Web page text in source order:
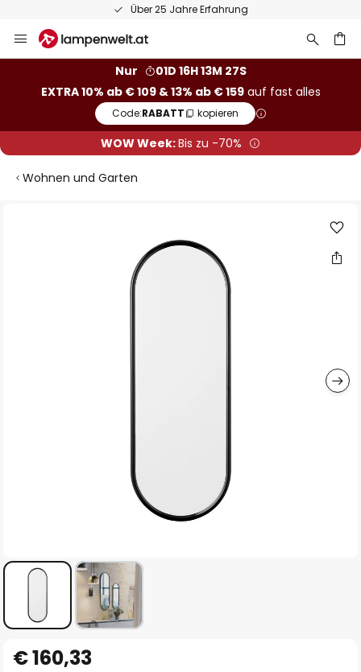
Über 25 Jahre Erfahrung
Inhalt
Nur
01D 16H 13M 27S
EXTRA 10% ab € 109 & 13% ab € 159auf fast alles
Code:RABATT kopieren
WOW Week:Bis zu -70%
Wohnen und Garten
Anfang
€ 160,33